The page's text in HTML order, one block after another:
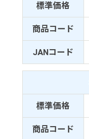
標準価格
商品コード
JANコード
標準価格
商品コード